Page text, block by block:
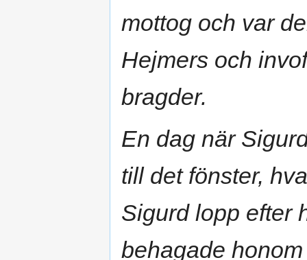
mottog och var
Hejmers och
bragder.
En dag när
till det fönster,
Sigurd lopp efter
behagade